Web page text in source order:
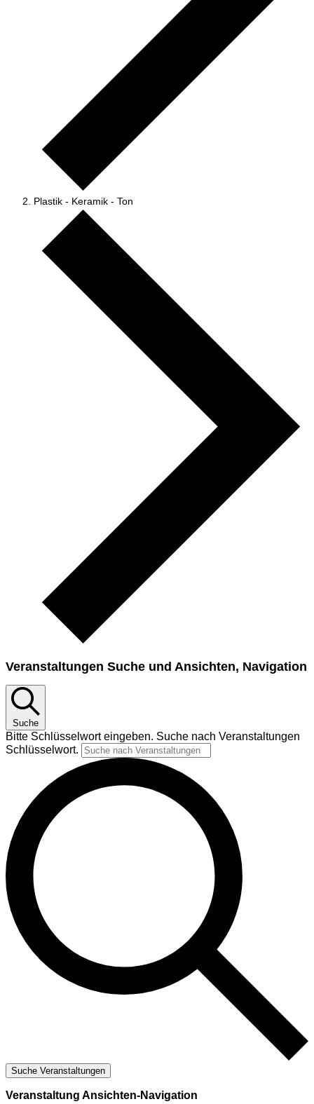
Plastik - Keramik - Ton
Veranstaltungen Suche und Ansichten, Navigation
Suche
Bitte Schlüsselwort eingeben. Suche nach Veranstaltungen
Schlüsselwort.
Suche Veranstaltungen
Veranstaltung Ansichten-Navigation